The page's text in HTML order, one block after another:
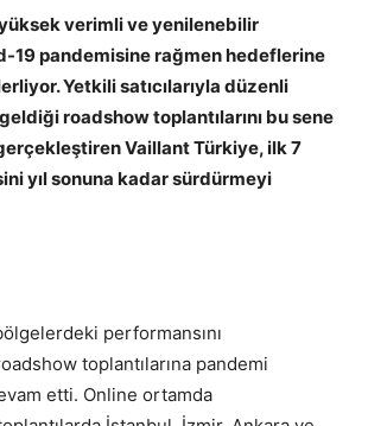
verimli ve yenilenebilir
19 pandemisine rağmen hedeflerine
Yetkili satıcılarıyla düzenli
roadshow toplantılarını bu sene
Vaillant Türkiye, ilk 7
yıl sonuna kadar sürdürmeyi
performansını
toplantılarına pandemi
etti. Online ortamda